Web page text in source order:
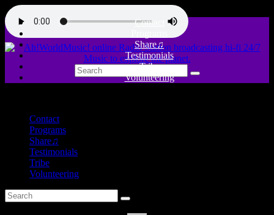
Contact
Share♫
Testimonials
Tribe
Volunteering
Contact
Programs
Share♫
Testimonials
Tribe
Volunteering